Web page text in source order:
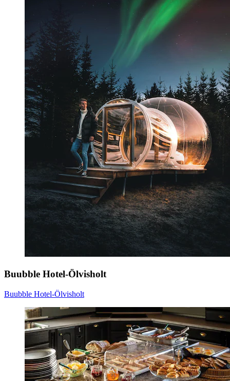
Buubble Hotel-Ölvisholt
Buubble Hotel-Ölvisholt